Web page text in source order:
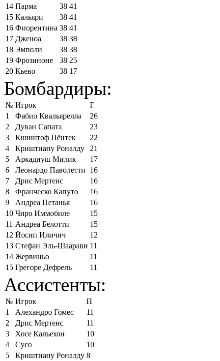
14 Парма 38 41
15 Кальяри 38 41
16 Фиорентина 38 41
17 Дженоа 38 38
18 Эмполи 38 38
19 Фрозиноне 38 25
20 Кьево 38 17
Бомбардиры:
№ Игрок
Г
1
Фабио Квальярелла
26
2
Дуван Сапата
23
3
Кшиштоф Пёнтек
22
4
Криштиану Роналду
21
5
Аркадиуш Милик
17
6
Леонардо Паволетти
16
7
Дрис Мертенс
16
8
Франческо Капуто
16
9
Андреа Петанья
16
10 Чиро Иммобиле
15
11 Андреа Белотти
15
12 Йосип Иличич
12
13 Стефан Эль-Шаарави 11
14 Жервиньо
11
15 Грегоре Дефрель 11
Ассистенты:
№ Игрок
П
1
Алехандро Гомес
11
2
Дрис Мертенс
11
3
Хосе Кальехон
10
4
Сусо
10
5
Криштиану Роналду 8